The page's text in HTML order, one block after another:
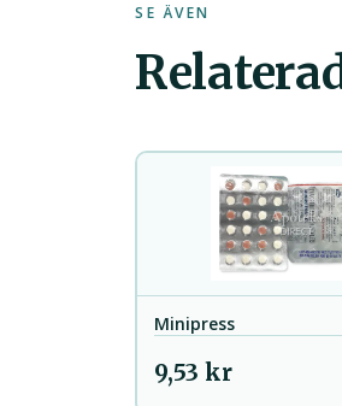
SE ÄVEN
Minipress
9,53 kr